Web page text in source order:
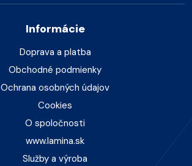
Informácie
Doprava a platba
Obchodné podmienky
Ochrana osobných údajov
Cookies
O spoločnosti
www.lamina.sk
Služby a výroba